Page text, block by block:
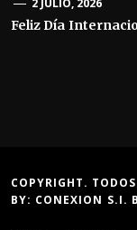
2 JULIO, 2026
Feliz Día
COPYRIGHT.
BY: CONEXION S.I.